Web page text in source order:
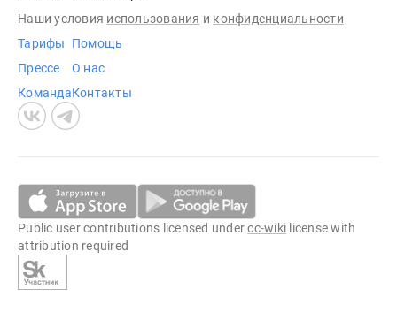
Наши условия использования и конфиденциальности
Тарифы
Прессе
Команда
Помощь
О нас
Контакты
Public user contributions licensed undercc-wiki license with
attribution required